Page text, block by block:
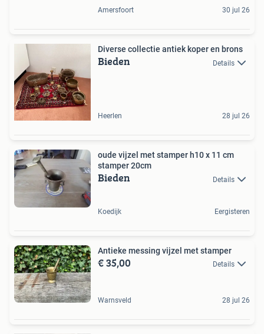
Amersfoort 30 jul 26
Diverse collectie antiek koper en brons
Bieden Details
Heerlen 28 jul 26
oude vijzel met stamper h10 x 11 cm
stamper 20cm
Bieden Details
Koedijk Eergisteren
Antieke messing vijzel met stamper
€ 35,00 Details
Warnsveld 28 jul 26